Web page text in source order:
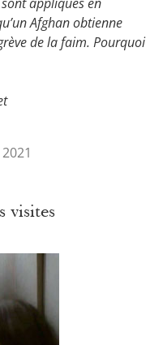
Afghan obtienne
de la faim. Pourquoi
visites